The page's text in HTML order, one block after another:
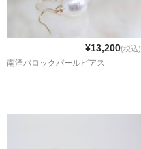
¥13,200(税込)
南洋バロックパールピアス